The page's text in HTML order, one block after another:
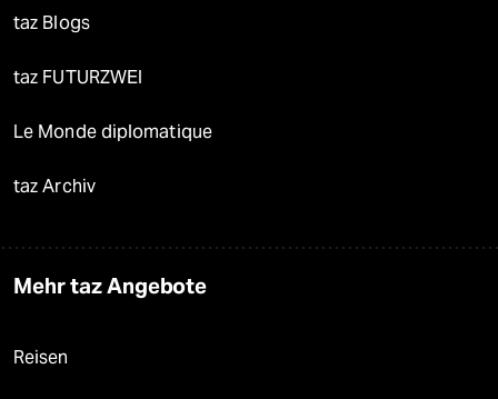
taz Blogs
taz FUTURZWEI
Le Monde diplomatique
taz Archiv
Mehr taz Angebote
Reisen